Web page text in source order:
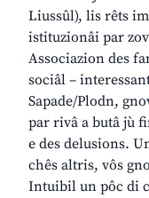
Liussûl), lis rêts
istituzionâi par
Associazion des
sociâl –
Sapade/Plodn,
par rivâ a butâ jù
e des delusions.
chês altris, vôs
Intuibil un pôc di